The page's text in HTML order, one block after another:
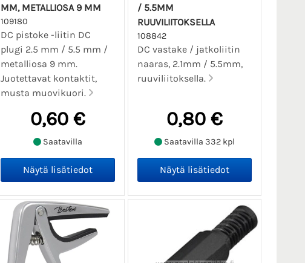
MM, METALLIOSA 9 MM
109180
DC pistoke -liitin DC
plugi 2.5 mm / 5.5 mm /
metalliosa 9 mm.
Juotettavat kontaktit,
musta muovikuori.
0,60 €
Saatavilla
/ 5.5MM
RUUVILIITOKSELLA
108842
DC vastake / jatkoliitin
naaras, 2.1mm / 5.5mm,
ruuviliitoksella.
0,80 €
Saatavilla 332 kpl